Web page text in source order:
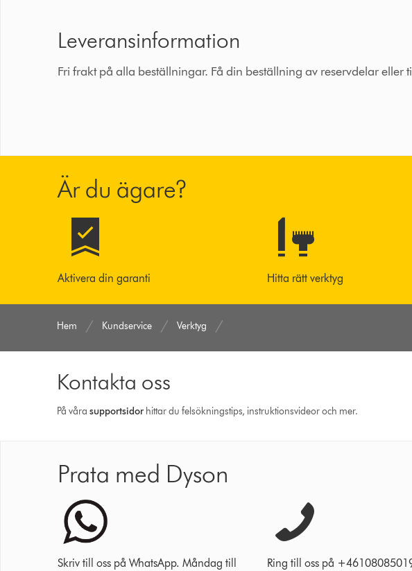
Leveransinformation
Fri frakt på alla beställningar. Få din beställning av reservdelar
Är du ägare?
Aktivera din garanti Hitta rätt verktyg
Hem Kundservice Verktyg
Kontakta oss
På vårasupport­sidor hittar du felsökningstips, instruktionsvideor och mer.
Prata med Dyson
Skriv till oss på WhatsApp. Måndag till Ring till oss på